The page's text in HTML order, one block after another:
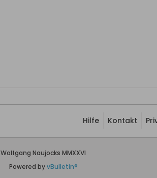
Hilfe Kontakt
Wolfgang Naujocks MMXXVI
Powered byvBulletin®